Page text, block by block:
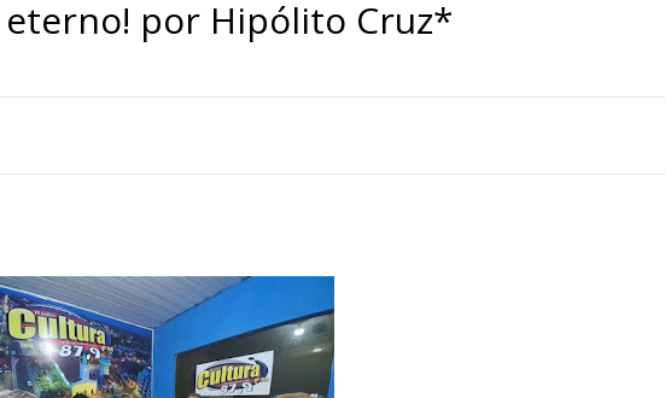
eterno! por Hipólito Cruz*